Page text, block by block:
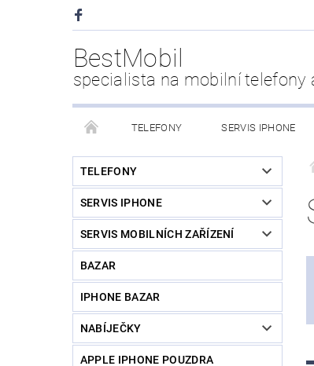
BestMobil
specialista na mobilní telefony
TELEFONY SERVIS IPHONE
CHYTRÉ HODINKY POWER BANK
KDO JSME
TELEFONY
SERVIS IPHONE
SERVIS MOBILNÍCH ZAŘÍZENÍ
BAZAR
IPHONE BAZAR
NABÍJEČKY
APPLE IPHONE POUZDRA